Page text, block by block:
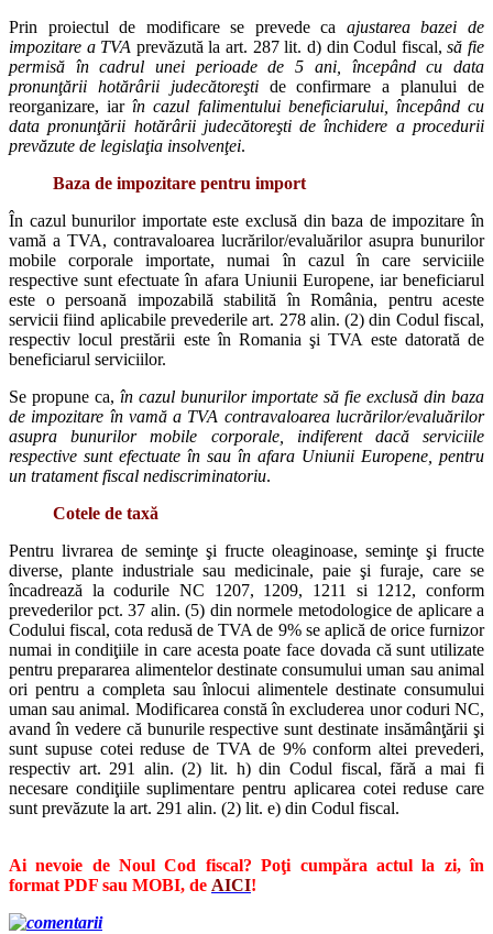
Prin proiectul de modificare se prevede ca ajustarea bazei de
impozitare a TVA prevăzută la art. 287 lit. d) din Codul fiscal,să fie
permisă în cadrul unei perioade de 5 ani, începând cu data
pronunţării hotărârii judecătoreştide confirmare a planului de
reorganizare, iarîn cazul falimentului beneficiarului, începând cu
data pronunţării hotărârii judecătoreşti de închidere a procedurii
prevăzute de legislaţia insolvenţei.
Baza de impozitare pentru import
În cazul bunurilor importate este exclusă din baza de impozitare în
vamă a TVA, contravaloarea lucrărilor/evaluărilor asupra bunurilor
mobile corporale importate, numai în cazul în care serviciile
respective sunt efectuate în afara Uniunii Europene, iar beneficiarul
este o persoană impozabilă stabilită în România, pentru aceste
servicii fiind aplicabile prevederile art. 278 alin. (2) din Codul fiscal,
respectiv locul prestării este în Romania şi TVA este datorată de
beneficiarul serviciilor.
Se propune ca, în cazul bunurilor importate să fie exclusă din baza
de impozitare în vamă a TVA contravaloarea lucrărilor/evaluărilor
asupra bunurilor mobile corporale, indiferent dacă serviciile
respective sunt efectuate în sau în afara Uniunii Europene, pentru
un tratament fiscal nediscriminatoriu.
Cotele de taxă
Pentru livrarea de seminţe şi fructe oleaginoase, seminţe şi fructe
diverse, plante industriale sau medicinale, paie şi furaje, care se
încadrează la codurile NC 1207, 1209, 1211 si 1212, conform
prevederilor pct. 37 alin. (5) din normele metodologice de aplicare a
Codului fiscal, cota redusă de TVA de 9% se aplică de orice furnizor
numai in condiţiile in care acesta poate face dovada că sunt utilizate
pentru prepararea alimentelor destinate consumului uman sau animal
ori pentru a completa sau înlocui alimentele destinate consumului
uman sau animal. Modificarea constă în excluderea unor coduri NC,
avand în vedere că bunurile respective sunt destinate insămânţării şi
sunt supuse cotei reduse de TVA de 9% conform altei prevederi,
respectiv art. 291 alin. (2) lit. h) din Codul fiscal, fără a mai fi
necesare condiţiile suplimentare pentru aplicarea cotei reduse care
sunt prevăzute la art. 291 alin. (2) lit. e) din Codul fiscal.
Ai nevoie de Noul Cod fiscal? Poţi cumpăra actul la zi, în
format PDF sau MOBI, de AICI!